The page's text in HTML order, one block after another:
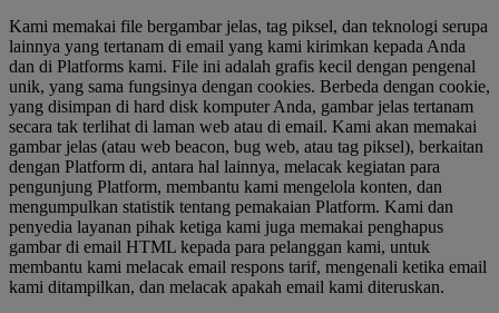
Kami memakai file bergambar jelas, tag piksel, dan teknologi serupa
lainnya yang tertanam di email yang kami kirimkan kepada Anda
dan di Platforms kami. File ini adalah grafis kecil dengan pengenal
unik, yang sama fungsinya dengan cookies. Berbeda dengan cookie,
yang disimpan di hard disk komputer Anda, gambar jelas tertanam
secara tak terlihat di laman web atau di email. Kami akan memakai
gambar jelas (atau web beacon, bug web, atau tag piksel), berkaitan
dengan Platform di, antara hal lainnya, melacak kegiatan para
pengunjung Platform, membantu kami mengelola konten, dan
mengumpulkan statistik tentang pemakaian Platform. Kami dan
penyedia layanan pihak ketiga kami juga memakai penghapus
gambar di email HTML kepada para pelanggan kami, untuk
membantu kami melacak email respons tarif, mengenali ketika email
kami ditampilkan, dan melacak apakah email kami diteruskan.